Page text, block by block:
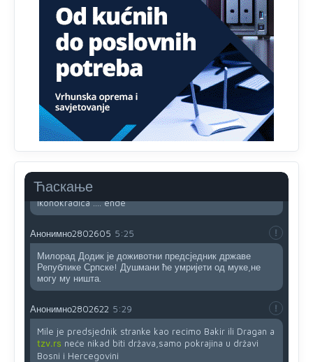
Ћаскање
Sto bogatiji-to skrtiji,sto tisi-to opasniji,sto pricivljiviji-to
gluplji,sto ljepsi-to razmazaniji,sto emotivniji-to
iskreniji,sto jaci- to bezdusniji,sto sladji u govoru-to
veci prevarant...
Анонимно2802132
Mnogi nesposobni ljudi su daleko dogurali. Ko je
nesposoban može raditi sve. Sposobni rade samo ono
što znaju.
....i onda su na tenkovima NATO pakta, na vlast došli
jedna baba i jedan švercer dezerter ratni profiter i
ikonokradica .... ende
Анонимно2802605 5:25
Милорад Додик је доживотни предсједник државе
Републике Српске! Душмани ће умријети од муке,не
могу му ништа.
Анонимно2802622 5:29
Mile je predsjednik stranke kao recimo Bakir ili Dragan a
tzv.rs neće nikad biti država,samo pokrajina u državi
Bosni i Hercegovini